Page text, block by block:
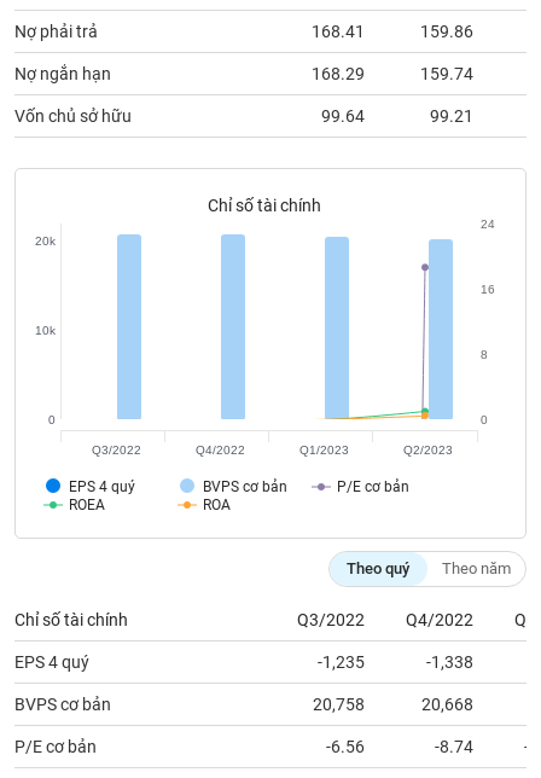
Nợ phải trả 168.41 159.86
Nợ ngắn hạn 168.29 159.74
Vốn chủ sở hữu 99.64 99.21
Chỉ số tài chính
EPS 4 quý BVPS cơ bản
P/E cơ bản
ROEA
ROA
0
10k
20k
0
8
16
24
Q3/2022 Q4/2022 Q1/2023 Q2/2023
Theo quý Theo năm
Chỉ số tài chính Q3/2022 Q4/2022
EPS 4 quý -1,235 -1,338
BVPS cơ bản 20,758 20,668
P/E cơ bản -6.56 -8.74 -
Truyền
thông
chính
tài